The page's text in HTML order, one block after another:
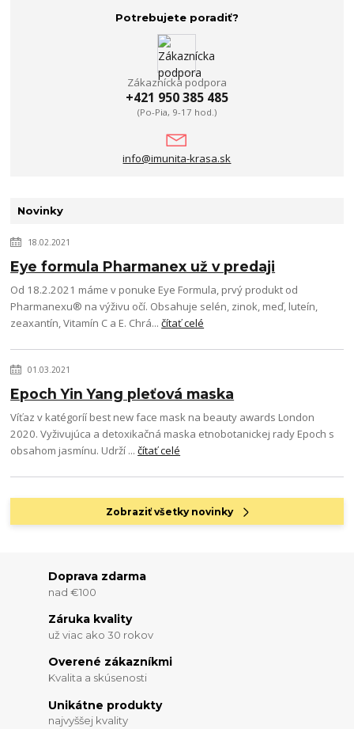
Potrebujete poradiť?
Zákaznícka podpora
+421 950 385 485
(Po-Pia, 9-17 hod.)
info@imunita-krasa.sk
Novinky
18.02.2021
Eye formula Pharmanex už v predaji
Od 18.2.2021 máme v ponuke Eye Formula, prvý produkt od
Pharmanexu® na výživu očí. Obsahuje selén, zinok, meď, luteín,
zeaxantín, Vitamín C a E. Chrá...čítať celé
01.03.2021
Epoch Yin Yang pleťová maska
Víťaz v katégoríí best new face mask na beauty awards London
2020. Vyživujúca a detoxikačná maska etnobotanickej rady Epoch s
obsahom jasmínu. Udrží ...čítať celé
Zobraziť všetky novinky
Doprava zdarma
nad €100
Záruka kvality
už viac ako 30 rokov
Overené zákazníkmi
Kvalita a skúsenosti
Unikátne produkty
najvyššej kvality